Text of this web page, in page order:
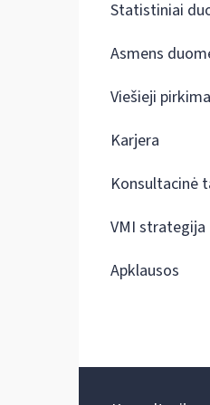
Statistiniai
Asmens
Viešieji
Karjera
Konsultacinė
VMI strategija
Apklausos